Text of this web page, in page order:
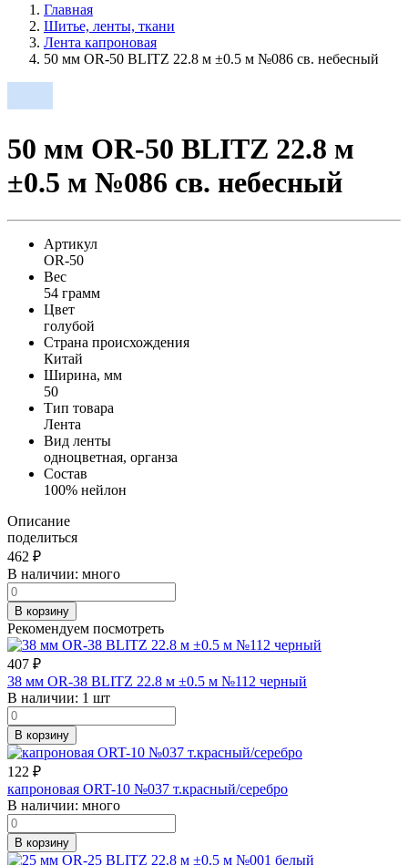
Главная
Шитье, ленты, ткани
Лента капроновая
50 мм OR-50 BLITZ 22.8 м ±0.5 м №086 св. небесный
50 мм OR-50 BLITZ 22.8 м
±0.5 м №086 св. небесный
Артикул
OR-50
Вес
54 грамм
Цвет
голубой
Страна происхождения
Китай
Ширина, мм
50
Тип товара
Лента
Вид ленты
одноцветная, органза
Состав
100% нейлон
Описание
поделиться
462 ₽
В наличии: много
В корзину
Рекомендуем посмотреть
407 ₽
38 мм OR-38 BLITZ 22.8 м ±0.5 м №112 черный
В наличии: 1 шт
В корзину
122 ₽
капроновая ORT-10 №037 т.красный/серебро
В наличии: много
В корзину